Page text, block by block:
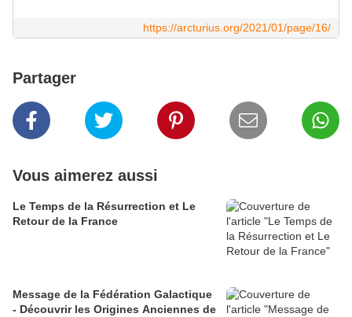
https://arcturius.org/2021/01/page/16/
Partager
Vous aimerez aussi
Le Temps de la Résurrection et Le
Retour de la France
Message de la Fédération Galactique
- Découvrir les Origines Anciennes de